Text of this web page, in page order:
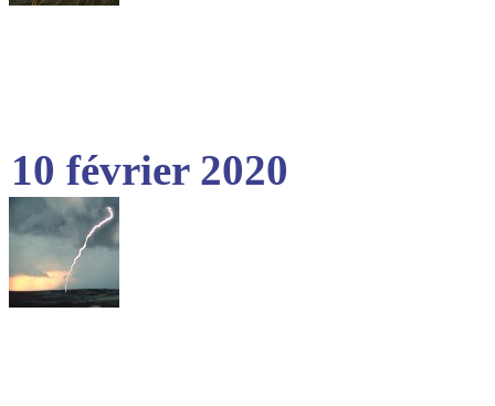
10 février 2020